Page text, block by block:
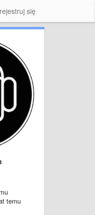
się
temu